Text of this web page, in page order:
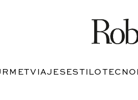
VIAJESESTILO